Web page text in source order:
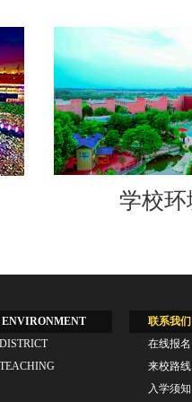
学校环
DISTRICT
TEACHING
联系我们
在线报名
来校路线
入学须知